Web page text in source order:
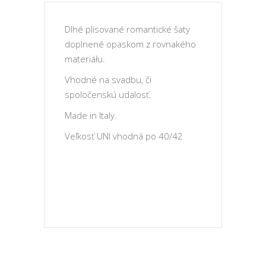
Dlhé plisované romantické šaty
doplnené opaskom z rovnakého
materiáłu.
Vhodné na svadbu, či
spoločenskú udalosť.
Made in Italy.
Veľkosť UNI vhodná po 40/42